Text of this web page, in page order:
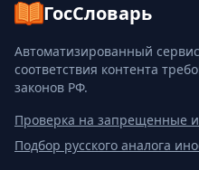
ГосСловарь
Автоматизированный
соответствия контента
законов РФ.
Проверка на запрещенные
Подбор русского аналога